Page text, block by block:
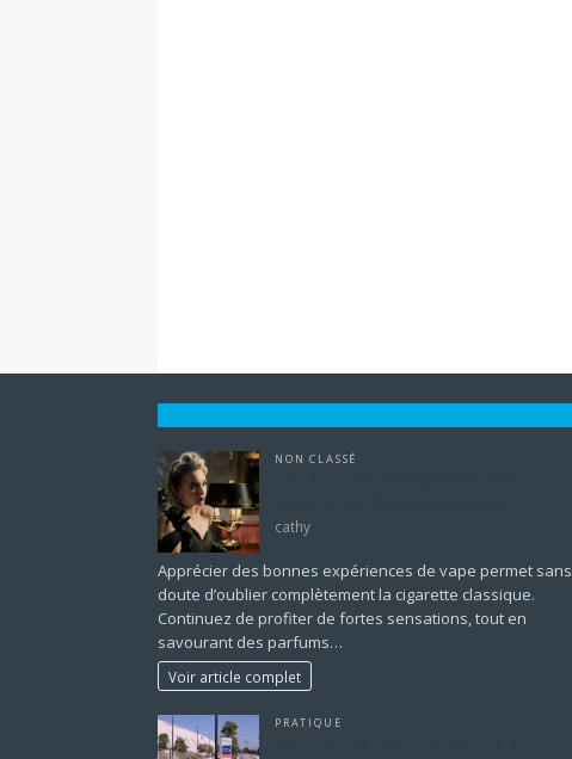
NON CLASSÉ
cathy
Apprécier des bonnes expériences de vape permet sans
doute d’oublier complètement la cigarette classique.
Continuez de profiter de fortes sensations, tout en
savourant des parfums…
Voir article complet
PRATIQUE